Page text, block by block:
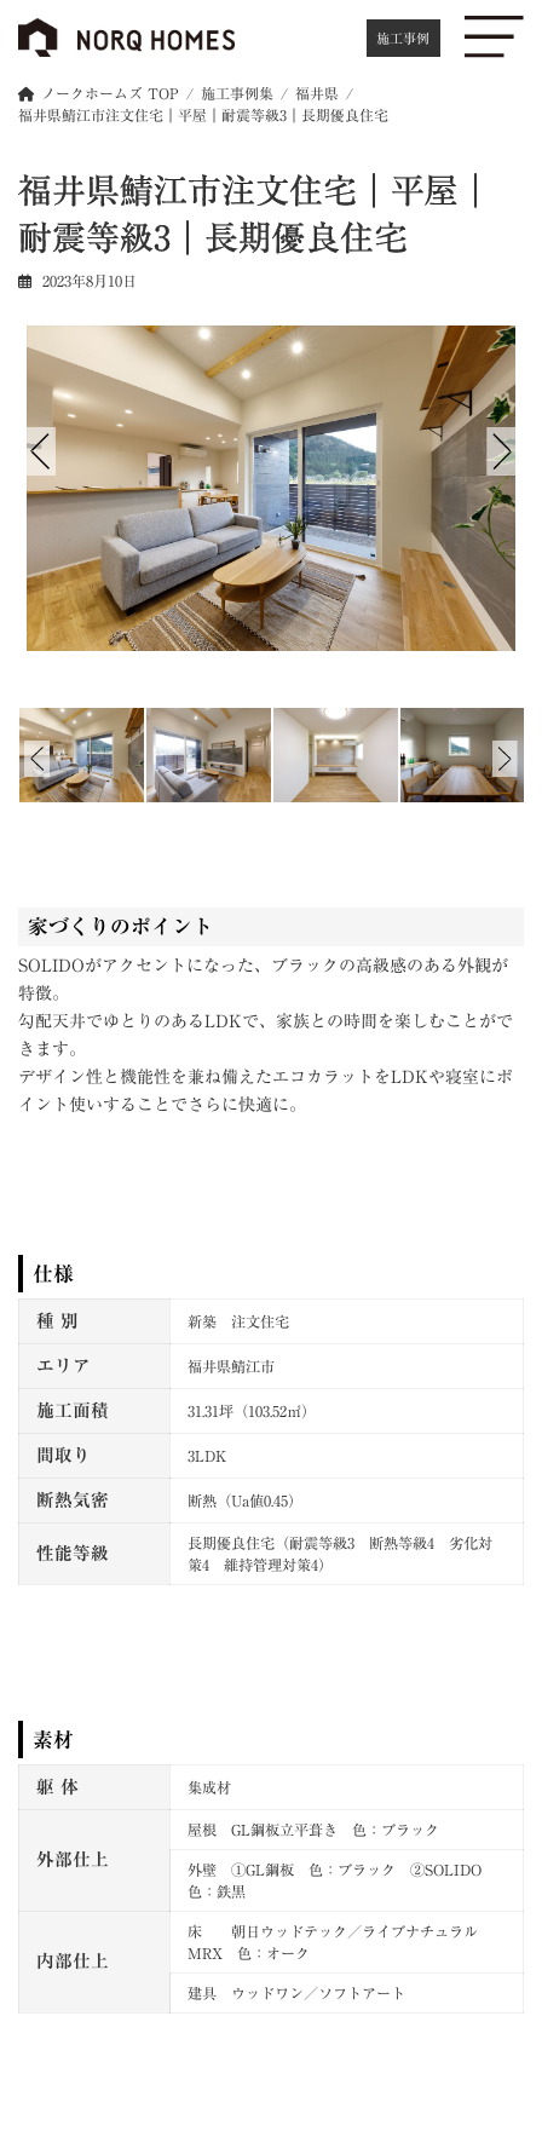
施工事例
ノークホームズ TOP 施工事例集
福井県
福井県鯖江市注文住宅｜平屋｜耐震等級3｜長期優良住宅
福井県鯖江市注文住宅｜平屋｜
耐震等級3｜長期優良住宅
2023年8月10日
家づくりのポイント
SOLIDOがアクセントになった、ブラックの高級感のある外観が
特徴。
勾配天井でゆとりのあるLDKで、家族との時間を楽しむことがで
きます。
デザイン性と機能性を兼ね備えたエコカラットをLDKや寝室にポ
イント使いすることでさらに快適に。
仕様
種 別 新築 注文住宅
エリア 福井県鯖江市
施工面積 31.31坪（103.52㎡）
間取り 3LDK
断熱気密 断熱（Ua値0.45）
性能等級
長期優良住宅（耐震等級3 断熱等級4 劣化対
策4 維持管理対策4）
素材
躯 体 集成材
外部仕上
屋根 GL鋼板立平葺き 色：ブラック
外壁 ①GL鋼板 色：ブラック ②SOLIDO
色：鉄黒
内部仕上
床 朝日ウッドテック／ライブナチュラル
MRX 色：オーク
建具 ウッドワン／ソフトアート